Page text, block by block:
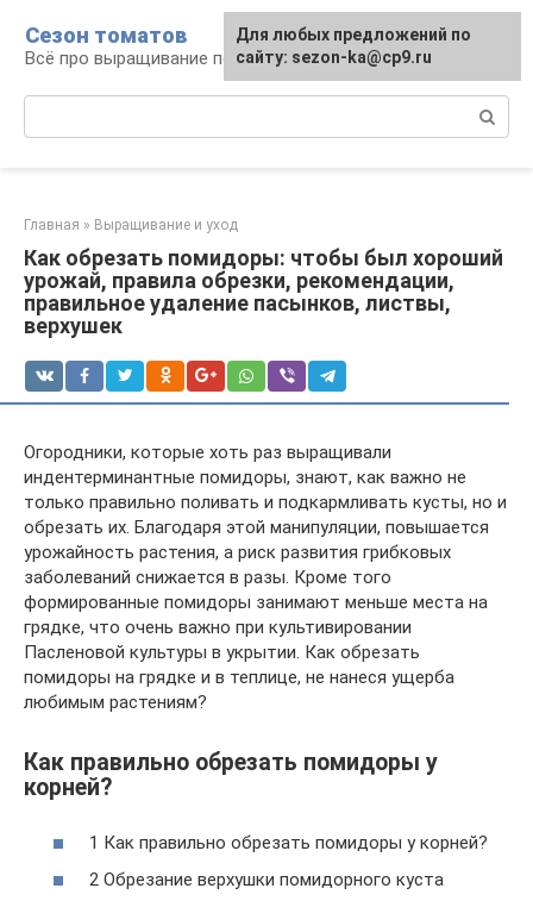
контенту
Сезон томатов
Всё про выращивание помидоров
Главная » Выращивание и уход
Как обрезать помидоры: чтобы был хороший
урожай, правила обрезки, рекомендации,
правильное удаление пасынков, листвы,
верхушек
Огородники, которые хоть раз выращивали
индентерминантные помидоры, знают, как важно не
только правильно поливать и подкармливать кусты, но и
обрезать их. Благодаря этой манипуляции, повышается
урожайность растения, а риск развития грибковых
заболеваний снижается в разы. Кроме того
формированные помидоры занимают меньше места на
грядке, что очень важно при культивировании
Пасленовой культуры в укрытии. Как обрезать
помидоры на грядке и в теплице, не нанеся ущерба
любимым растениям?
Как правильно обрезать помидоры у
корней?
1 Как правильно обрезать помидоры у корней?
2 Обрезание верхушки помидорного куста
Для любых предложений по
сайту: sezon-ka@cp9.ru